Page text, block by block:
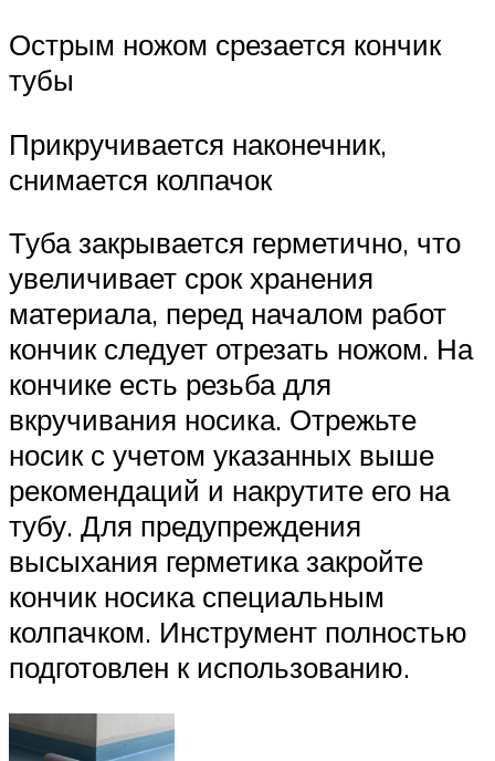
Острым ножом срезается кончик
тубы
Прикручивается наконечник,
снимается колпачок
Туба закрывается герметично, что
увеличивает срок хранения
материала, перед началом работ
кончик следует отрезать ножом. На
кончике есть резьба для
вкручивания носика. Отрежьте
носик с учетом указанных выше
рекомендаций и накрутите его на
тубу. Для предупреждения
высыхания герметика закройте
кончик носика специальным
колпачком. Инструмент полностью
подготовлен к использованию.